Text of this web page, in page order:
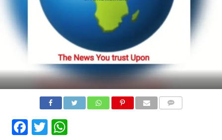
Facebook
Twitter
WhatsApp